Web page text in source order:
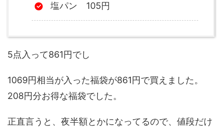
塩パン 105円
5点入って861円でし
1069円相当が入った福袋が861円で買えました。
208円分お得な福袋でした。
正直言うと、夜半額とかになってるので、値段だけ